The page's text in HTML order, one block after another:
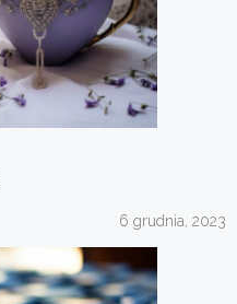
6 grudnia, 2023